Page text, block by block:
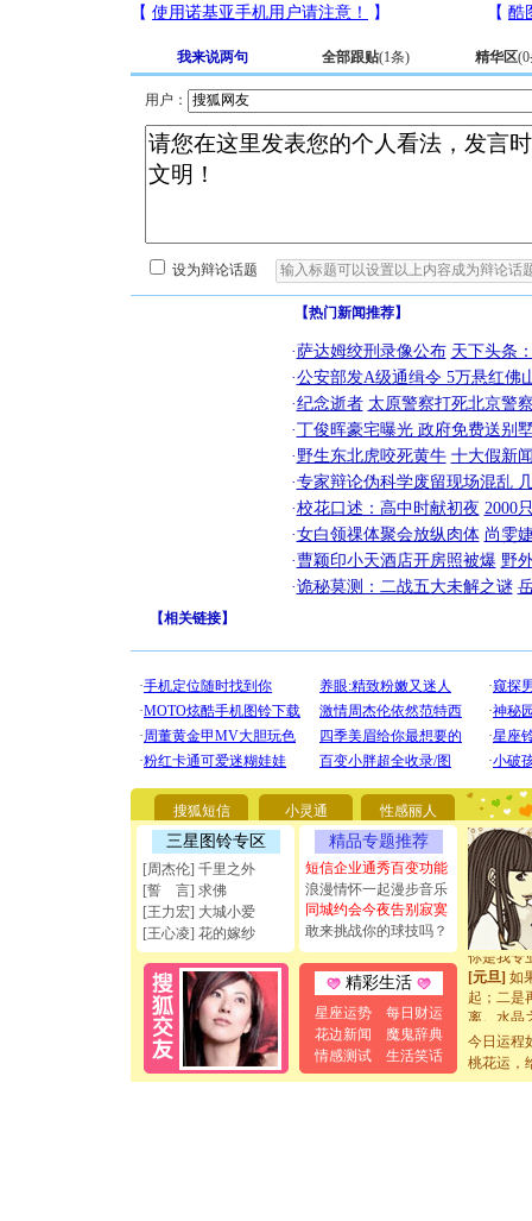
我来说两句 全部跟贴(1条) 精华区(0
用户：
设为辩论话题
【热门新闻推荐】
·萨达姆绞刑录像公布 天下头条
·公安部发A级通缉令 5万悬红佛
·纪念逝者 太原警察打死北京警
·丁俊晖豪宅曝光 政府免费送别
·野生东北虎咬死黄牛 十大假新
·专家辩论伪科学废留现场混乱
·校花口述：高中时献初夜 2000
·女白领祼体聚会放纵肉体 尚雯
·曹颖印小天酒店开房照被爆 野
·诡秘莫测：二战五大未解之谜
【相关链接】
搜狐短信 小灵通 性感丽人
三星图铃专区
[周杰伦] 千里之外
[誓 言] 求佛
[王力宏] 大城小爱
[王心凌] 花的嫁纱
精品专题推荐
短信企业通秀百变功能
浪漫情怀一起漫步音乐
同城约会今夜告别寂寞
敢来挑战你的球技吗？
精彩生活
星座运势
每日财运
花边新闻
魔鬼辞典
情感测试
生活笑话
[圣诞节]
你太多
要平安！
[圣诞节]
能正大光
天都要快
[圣诞节]
如意,快
[元旦]看
断电。爱
你是我专
[元旦] 如
起；二是
离。水晶
泣，这
卖了。水
今日运程
桃花运，